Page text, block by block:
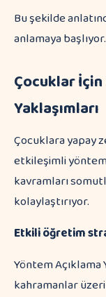
Bu şekilde
anlamaya başlıyor.
Çocuklar İçin
Yaklaşımları
Çocuklara yapay
etkileşimli
kavramları
kolaylaştırıyor.
Etkili öğretim
Yöntem
kahramanlar